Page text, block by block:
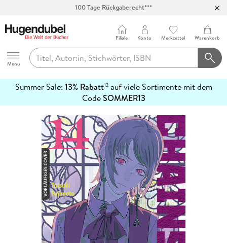
100 Tage Rückgaberecht***
Hugendubel
Menu
Filiale Konto Merkzettel Warenkorb
Summer Sale: 13% Rabatt12auf viele Sortimente mit dem
CodeSOMMER13
erfahren